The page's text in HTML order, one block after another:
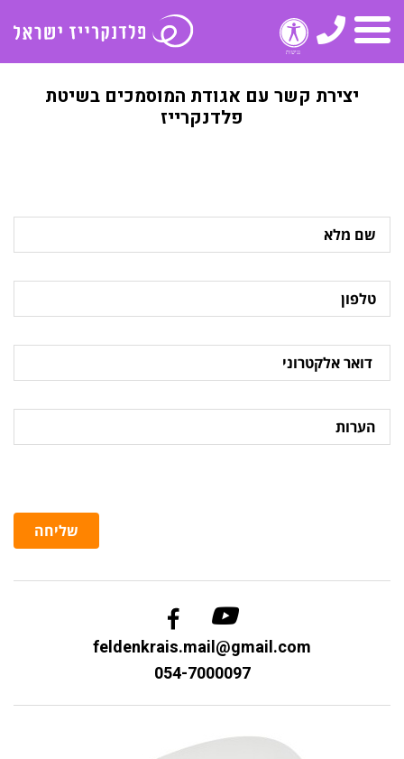
תפריט
טלפון
יצירת קשר עם אגודת המוסמכים בשיטת
פלדנקרייז
מלא
טלפון
אלקטרוני
הערות
שליחה
feldenkrais.mail@gmail.com
054-7000097